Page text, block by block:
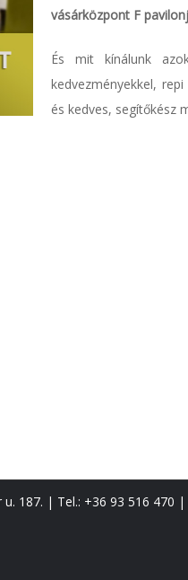
vásárközpont F
És mit kínálunk
kedvezményekkel,
és kedves, segítőkész
187. | Tel.: +36 93 516 470 |